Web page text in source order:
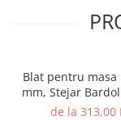
Blat pentru masa
mm, Stejar
H1145
de la 313,00